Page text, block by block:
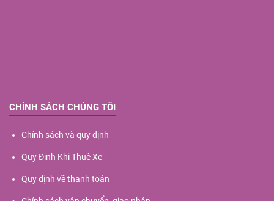
CHÍNH SÁCH CHÚNG TÔI
Chính sách và quy định
Quy Định Khi Thuê Xe
Quy định về thanh toán